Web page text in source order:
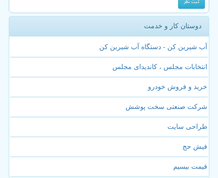
دوستان کار و خدمت
آب شیرین کن - دستگاه آب شیرین کن
انتخابات مجلس ، کاندیدای مجلس
خرید و فروش خودرو
شرکت صنعتی سخت پوشش
طراحی سایت
فیش حج
قیمت بیسیم